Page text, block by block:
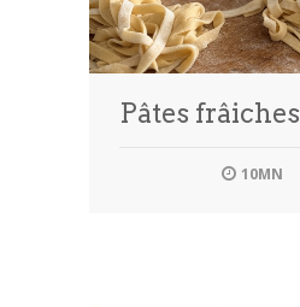
Pâtes frâiches
10MN